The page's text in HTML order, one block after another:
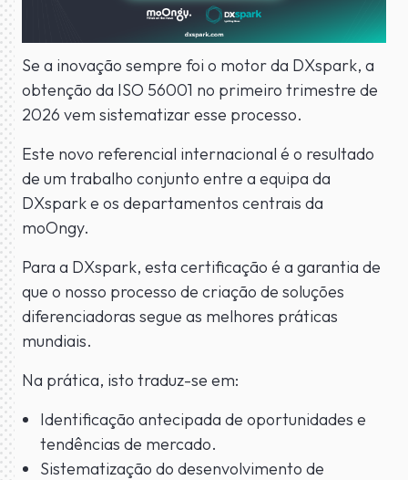
Se a inovação sempre foi o motor da DXspark, a
obtenção da ISO 56001 no primeiro trimestre de
2026 vem sistematizar esse processo.
Este novo referencial internacional é o resultado
de um trabalho conjunto entre a equipa da
DXspark e os departamentos centrais da
moOngy.
Para a DXspark, esta certificação é a garantia de
que o nosso processo de criação de soluções
diferenciadoras segue as melhores práticas
mundiais.
Na prática, isto traduz-se em:
Identificação antecipada de oportunidades e
tendências de mercado.
Sistematização do desenvolvimento de